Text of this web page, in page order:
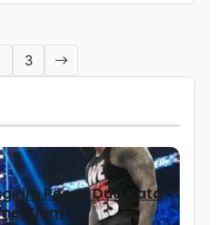
3
Pesan Dua Kata